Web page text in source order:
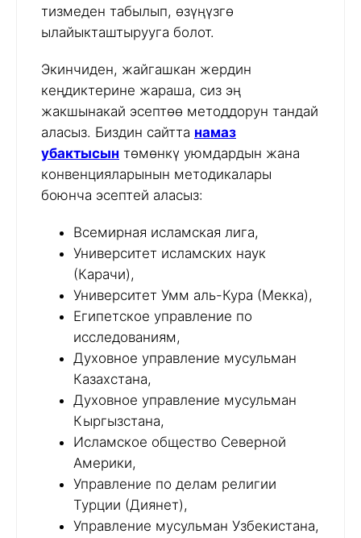
тизмеден табылып, өзүңүзгө
ылайыкташтырууга болот.
Экинчиден, жайгашкан жердин
кеңдиктерине жараша, сиз эң
жакшынакай эсептөө методдорун тандай
аласыз. Биздин сайтта намаз
убактысын төмөнкү уюмдардын жана
конвенцияларынын методикалары
боюнча эсептей аласыз:
Всемирная исламская лига,
Университет исламских наук
(Карачи),
Университет Умм аль-Кура (Мекка),
Египетское управление по
исследованиям,
Духовное управление мусульман
Казахстана,
Духовное управление мусульман
Кыргызстана,
Исламское общество Северной
Америки,
Управление по делам религии
Турции (Диянет),
Управление мусульман Узбекистана,